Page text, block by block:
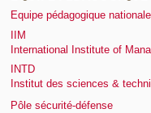
Equipe pédagogique
IIM
International Institute of
INTD
Institut des sciences &
Pôle sécurité-défense